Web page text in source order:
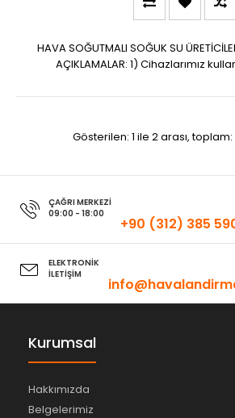
HAVA SOĞUTMALI SOĞUK SU
AÇIKLAMALAR: 1) Cihazlarımız
Gösterilen: 1 ile 2 arası,
ÇAĞRI MERKEZİ
09:00 - 18:00
+90 (312) 385
ELEKTRONİK
İLETİŞİM
Kurumsal
Hakkımızda
Belgelerimiz